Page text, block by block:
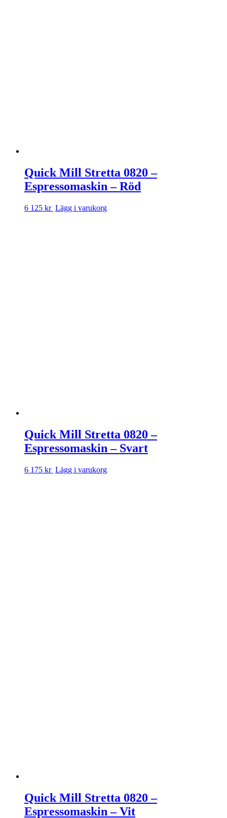
Quick Mill Stretta 0820 –
Espressomaskin – Röd
6 125 kr Lägg i varukorg
Quick Mill Stretta 0820 –
Espressomaskin – Svart
6 175 kr Lägg i varukorg
Quick Mill Stretta 0820 –
Espressomaskin – Vit